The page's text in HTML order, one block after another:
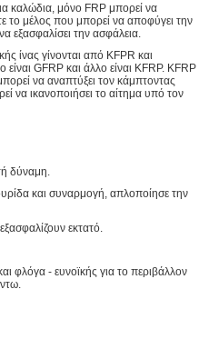
καλώδια, μόνο FRP μπορεί να
το μέλος που μπορεί να αποφύγει την
εξασφαλίσει την ασφάλεια.
ίνας γίνονται από KFPR και
GFRP και άλλο είναι KFRP. KFRP
να αναπτύξει τον κάμπτοντας
να ικανοποιήσει το αίτημα υπό τον
δύναμη.
και συναρμογή, απλοποίησε την
εκτατό.
φλόγα - ευνοϊκής για το περιβάλλον